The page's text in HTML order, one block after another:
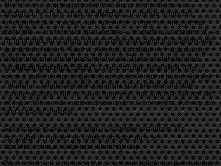
Поскольку производство молока было не прибыльным,
китайцы не стали этим заниматься. Полезные вещества,
находящиеся в молоке, они получали из других продуктов:
кальций — из зеленых трав, белок — из рыбы, а витамин Д —
от прогулок на солнце, благо солнечных дней в Поднебесной
достаточно много. Таким образом, китайцы не испытывают
потребности в молочных продуктах. Традиционная пища
китайцев включает блюда из риса, лапшу, пельмени, хлеб,
мясо и рыбу, овощи и фрукты, а также большое разнообразие
специй. С давних времен китайцы употребляют в пищу
соевое молоко. Оно не такое полезное, как коровье, но все же
обладает большим количеством полезных веществ. К тому же
оно гораздо дешевле.
Без молока выросло не одно поколение китайцев. Их
организм отторгает не только молоко, но и все
кисломолочные продукты, включая сыр.
Вот и ответ на вопрос о том, почему китайцы не пьют молоко.